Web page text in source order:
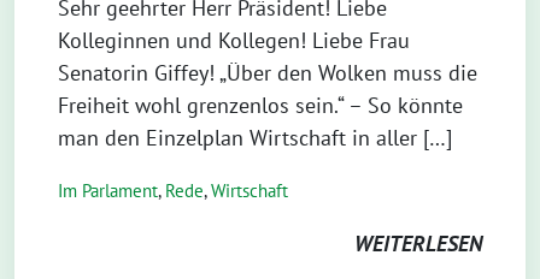
Sehr geehrter Herr Präsident! Liebe
Kolleginnen und Kollegen! Liebe Frau
Senatorin Giffey! „Über den Wolken muss die
Freiheit wohl grenzenlos sein.“ – So könnte
man den Einzelplan Wirtschaft in aller […]
Im Parlament, Rede,Wirtschaft
WEITERLESEN